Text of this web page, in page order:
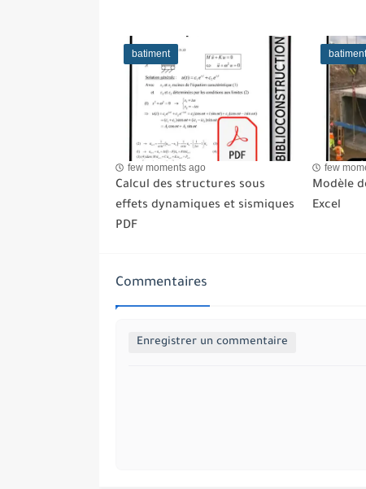
batiment
few moments ago
Calcul des structures sous
effets dynamiques et sismiques
PDF
batiment
few
Modèle
Excel
Commentaires
Enregistrer un commentaire